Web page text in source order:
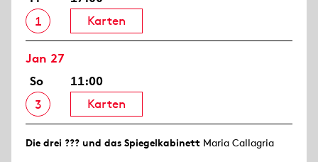
1
Karten
Jan 27
So
3
11:00
Karten
Die drei ??? und das Spiegelkabinett Maria Callagria